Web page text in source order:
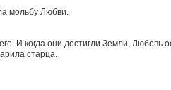
мольбу Любви.
И когда они достигли Земли, Любовь
старца.